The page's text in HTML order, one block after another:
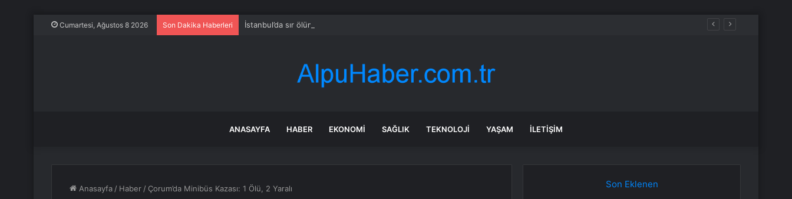
Cumartesi, Ağustos 8 2026 Son Dakika Haberleri İstanbul’da sır ölüm: 37 yaşındaki kadın savcının evinde ölü bulundu!
ANASAYFA HABER EKONOMI SAĞLIK TEKNOLOJI YAŞAM İLETIŞIM
Anasayfa / Haber / Çorum’da Minibüs Kazası: 1 Ölü, 2 Yaralı Son Eklenen